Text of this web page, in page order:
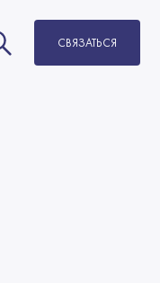
СВЯЗАТЬСЯ